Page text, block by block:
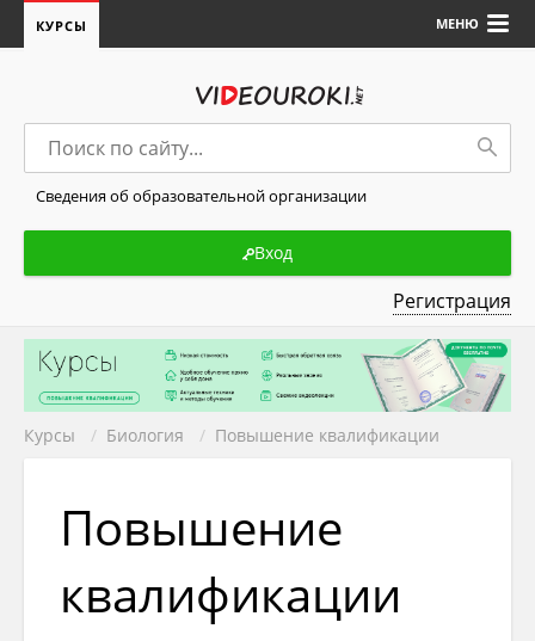
МЕНЮ
КУРСЫ
Сведения об образовательной организации
Вход
Регистрация
Курсы / Биология / Повышение квалификации
Повышение
квалификации